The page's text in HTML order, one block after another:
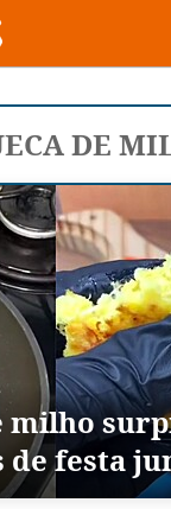
DE
milho
de festa